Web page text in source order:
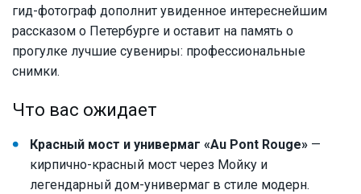
гид-фотограф дополнит увиденное интереснейшим
рассказом о Петербурге и оставит на память о
прогулке лучшие сувениры: профессиональные
снимки.
Что вас ожидает
Красный мост и универмаг «Au Pont Rouge» —
кирпично-красный мост через Мойку и
легендарный дом-универмаг в стиле модерн.